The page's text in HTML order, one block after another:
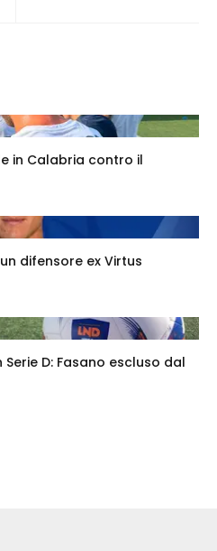
in Calabria contro il
un difensore ex Virtus
Serie D: Fasano escluso dal